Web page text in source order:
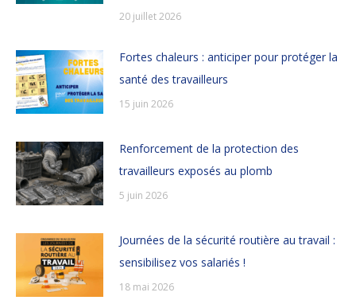
20 juillet 2026
Fortes chaleurs : anticiper pour protéger la
santé des travailleurs
15 juin 2026
Renforcement de la protection des
travailleurs exposés au plomb
5 juin 2026
Journées de la sécurité routière au travail :
sensibilisez vos salariés !
18 mai 2026